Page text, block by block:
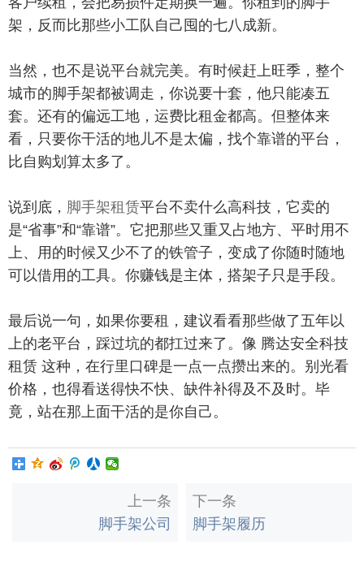
架，反而比那些小工队自己囤的七八成新。
当然，也不是说平台就完美。有时候赶上旺季，整个
城市的脚手架都被调走，你说要十套，他只能凑五
套。还有的偏远工地，运费比租金都高。但整体来
看，只要你干活的地儿不是太偏，找个靠谱的平台，
比自购划算太多了。
说到底， 脚手架租赁平台不卖什么高科技，它卖的
是“省事”和“靠谱”。它把那些又重又占地方、平时用不
上、用的时候又少不了的铁管子，变成了你随时随地
可以借用的工具。你赚钱是主体，搭架子只是手段。
最后说一句，如果你要租，建议看看那些做了五年以
上的老平台，踩过坑的都扛过来了。像 腾达安全科技
租赁 这种，在行里口碑是一点一点攒出来的。别光看
价格，也得看送得快不快、缺件补得及不及时。毕
竟，站在那上面干活的是你自己。
上一条
脚手架公司
下一条
脚手架履历